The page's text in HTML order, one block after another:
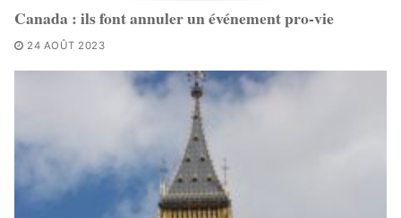
Canada : ils font annuler un événement pro-vie
24 AOÛT 2023